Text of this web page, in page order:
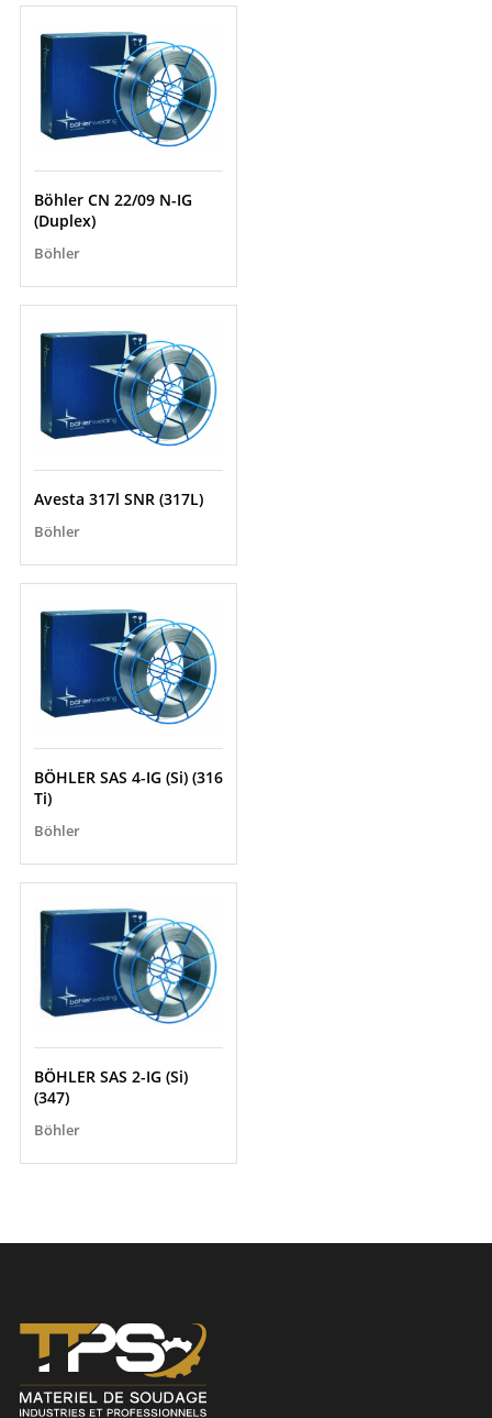
Böhler CN 22/09 N-IG
(Duplex)
Böhler
Avesta 317l SNR (317L)
Böhler
BÖHLER SAS 4-IG (Si) (316
Ti)
Böhler
BÖHLER SAS 2-IG (Si)
(347)
Böhler